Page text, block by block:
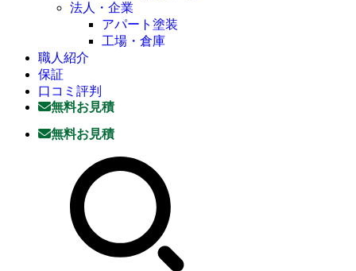
法人・企業
アパート塗装
工場・倉庫
職人紹介
保証
口コミ評判
無料お見積
無料お見積